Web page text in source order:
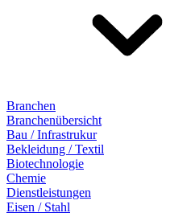
Branchen
Branchenübersicht
Bau / Infrastrukur
Bekleidung / Textil
Biotechnologie
Chemie
Dienstleistungen
Eisen / Stahl